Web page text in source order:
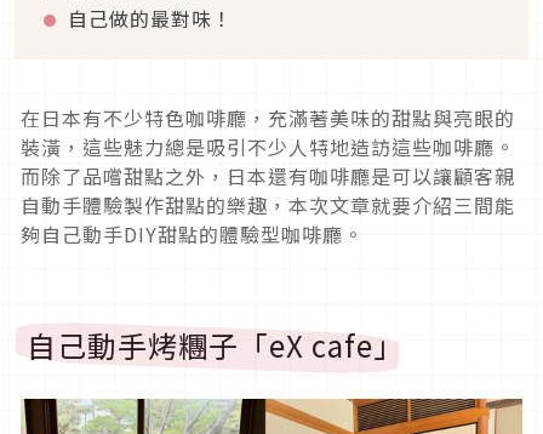
自己做的最對味！
在日本有不少特色咖啡廳，充滿著美味的甜點與亮眼的
裝潢，這些魅力總是吸引不少人特地造訪這些咖啡廳。
而除了品嚐甜點之外，日本還有咖啡廳是可以讓顧客親
自動手體驗製作甜點的樂趣，本次文章就要介紹三間能
夠自己動手DIY甜點的體驗型咖啡廳。
自己動手烤糰子「eX cafe」